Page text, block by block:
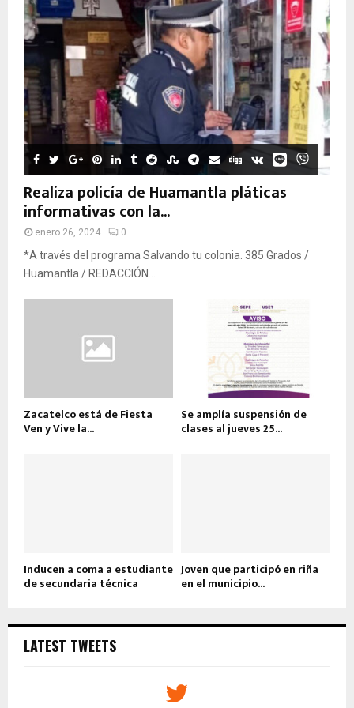
Realiza policía de Huamantla pláticas
informativas con la...
enero 26, 2024 0
*A través del programa Salvando tu colonia. 385 Grados /
Huamantla / REDACCIÓN...
Zacatelco está de Fiesta
Ven y Vive la...
Se amplía suspensión de
clases al jueves 25...
Inducen a coma a estudiante
de secundaria técnica
Joven que participó en riña
en el municipio...
LATEST TWEETS